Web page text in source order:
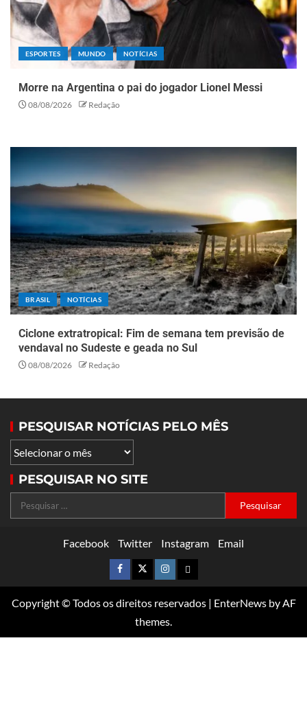
ESPORTES MUNDO NOTÍCIAS
Morre na Argentina o pai do jogador Lionel Messi
08/08/2026 Redação
BRASIL NOTÍCIAS
Ciclone extratropical: Fim de semana tem previsão de
vendaval no Sudeste e geada no Sul
08/08/2026 Redação
PESQUISAR NOTÍCIAS PELO MÊS
PESQUISAR NO SITE
Facebook Twitter Instagram Email
Copyright © Todos os direitos reservados | EnterNewsby AF
themes.